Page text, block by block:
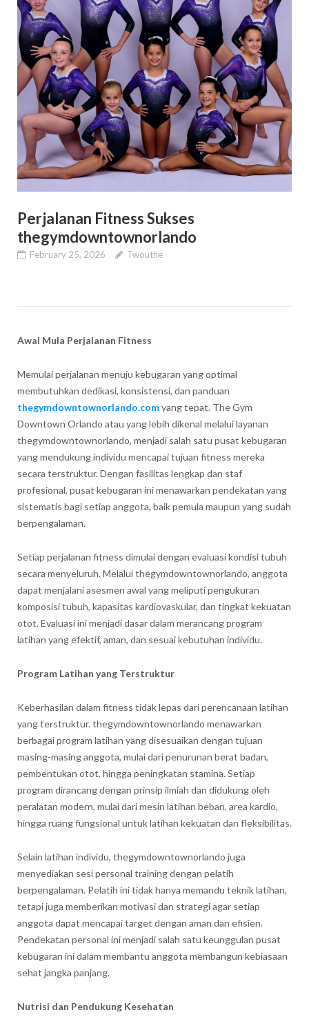
Perjalanan Fitness Sukses
thegymdowntownorlando
February 25, 2026 Twouthe
Awal Mula Perjalanan Fitness
Memulai perjalanan menuju kebugaran yang optimal
membutuhkan dedikasi, konsistensi, dan panduan
thegymdowntownorlando.comyang tepat. The Gym
Downtown Orlando atau yang lebih dikenal melalui layanan
thegymdowntownorlando, menjadi salah satu pusat kebugaran
yang mendukung individu mencapai tujuan fitness mereka
secara terstruktur. Dengan fasilitas lengkap dan staf
profesional, pusat kebugaran ini menawarkan pendekatan yang
sistematis bagi setiap anggota, baik pemula maupun yang sudah
berpengalaman.
Setiap perjalanan fitness dimulai dengan evaluasi kondisi tubuh
secara menyeluruh. Melalui thegymdowntownorlando, anggota
dapat menjalani asesmen awal yang meliputi pengukuran
komposisi tubuh, kapasitas kardiovaskular, dan tingkat kekuatan
otot. Evaluasi ini menjadi dasar dalam merancang program
latihan yang efektif, aman, dan sesuai kebutuhan individu.
Program Latihan yang Terstruktur
Keberhasilan dalam fitness tidak lepas dari perencanaan latihan
yang terstruktur. thegymdowntownorlando menawarkan
berbagai program latihan yang disesuaikan dengan tujuan
masing-masing anggota, mulai dari penurunan berat badan,
pembentukan otot, hingga peningkatan stamina. Setiap
program dirancang dengan prinsip ilmiah dan didukung oleh
peralatan modern, mulai dari mesin latihan beban, area kardio,
hingga ruang fungsional untuk latihan kekuatan dan fleksibilitas.
Selain latihan individu, thegymdowntownorlando juga
menyediakan sesi personal training dengan pelatih
berpengalaman. Pelatih ini tidak hanya memandu teknik latihan,
tetapi juga memberikan motivasi dan strategi agar setiap
anggota dapat mencapai target dengan aman dan efisien.
Pendekatan personal ini menjadi salah satu keunggulan pusat
kebugaran ini dalam membantu anggota membangun kebiasaan
sehat jangka panjang.
Nutrisi dan Pendukung Kesehatan